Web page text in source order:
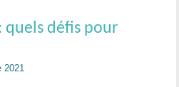
quels défis pour
2021